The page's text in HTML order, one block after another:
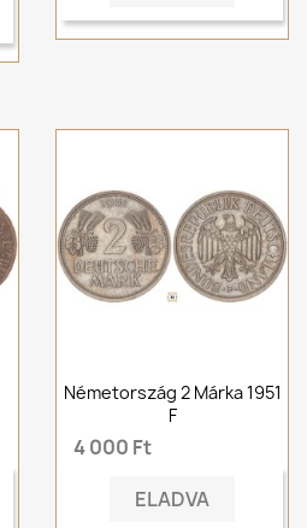
Németország 2 Márka 1951
F
4 000 Ft
ELADVA